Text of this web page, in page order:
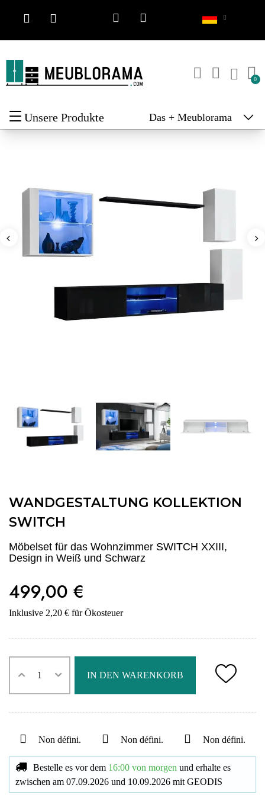
Unsere Produkte Das + Meublorama
WANDGESTALTUNG KOLLEKTION
SWITCH
Möbelset für das Wohnzimmer SWITCH XXIII,
Design in Weiß und Schwarz
499,00 €
Inklusive 2,20 € für Ökosteuer
IN DEN WARENKORB
Non défini. Non défini. Non défini.
Bestelle es vor dem 16:00 von morgen und erhalte es
zwischen am 07.09.2026 und 10.09.2026 mit GEODIS